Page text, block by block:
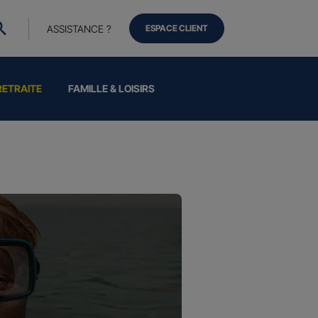
FAMILLE & LOISIRS
ASSISTANCE ? ESPACE CLIENT